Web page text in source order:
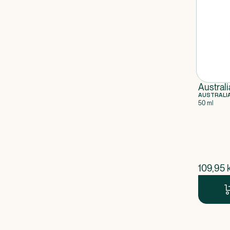
50 ml
$
109,95